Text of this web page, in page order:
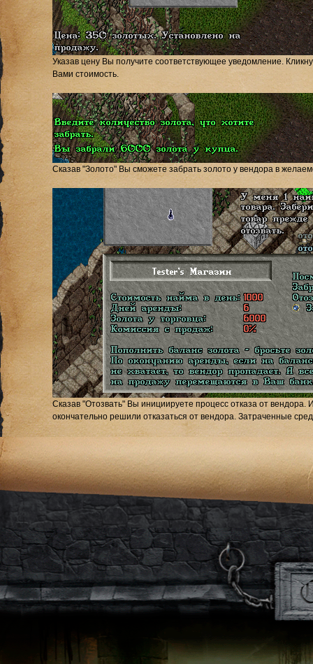
Указав цену Вы получите соответствующее уведомление.
Вами стоимость.
Сказав "Золото" Вы сможете забрать золото у вендора в
Сказав "Отозвать" Вы инициируете процесс отказа от вендора.
окончательно решили отказаться от вендора. Затраченные